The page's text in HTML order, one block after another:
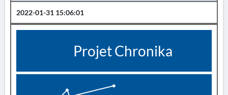
2022-01-31 15:06:01
Projet Chronika